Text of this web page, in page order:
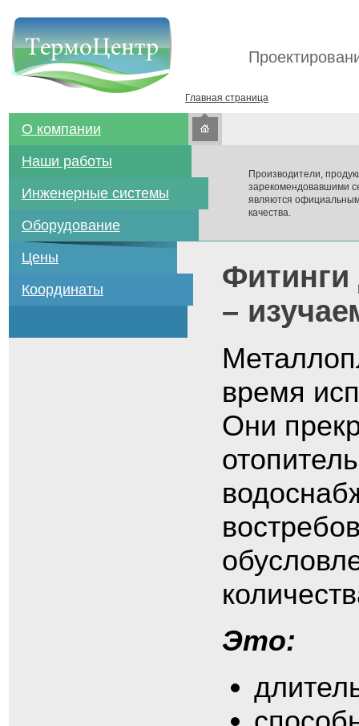
Главная страница
О компании
Наши работы
Инженерные системы
Оборудование
Цены
Координаты
Производители,
зарекомендовавшими
являются
качества.
Фитинги
–
время
Они
Это: